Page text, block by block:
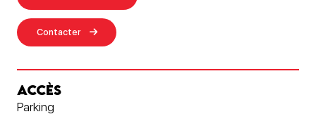
Contacter
ACCÈS
Parking